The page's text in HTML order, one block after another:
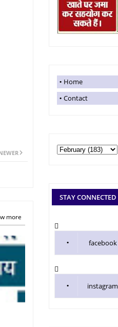
more
Home
Contact
STAY CONNECTED
facebook
instagram